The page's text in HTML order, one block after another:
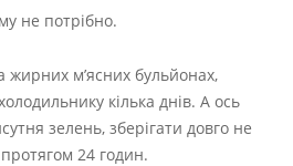
не потрібно.
жирних м’ясних бульйонах,
кілька днів. А ось
зелень, зберігати довго не
протягом 24 годин.